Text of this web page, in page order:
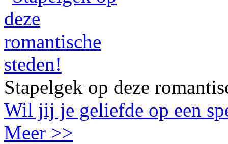
Stapelgek op deze
Wil jij je geliefde op een
Meer >>